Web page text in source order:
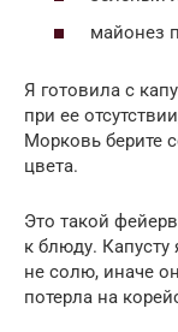
майонез
Я готовила с
при ее
Морковь берите
цвета.
Это такой
к блюду.
не солю, иначе
потерла на